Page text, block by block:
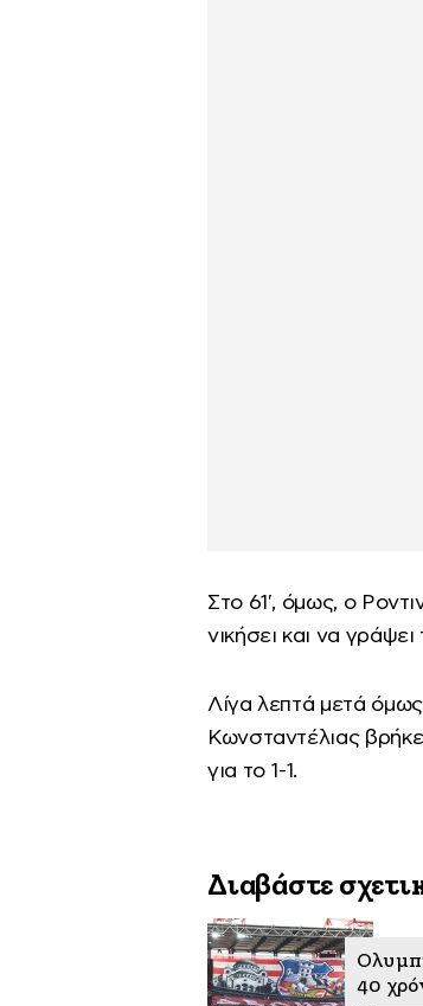
Στο 61′, όμως, ο
νικήσει και να
Λίγα λεπτά μετά
Κωνσταντέλιας
για το 1-1.
Διαβάστε
40